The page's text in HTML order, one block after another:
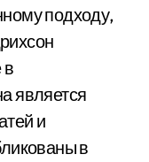
подходу,
в
является
и
в